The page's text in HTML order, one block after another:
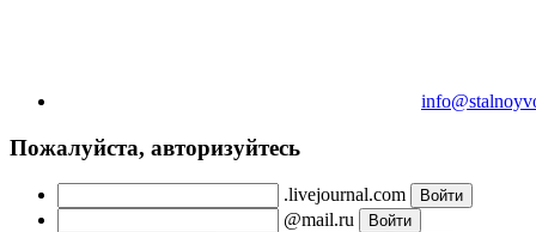
Пожалуйста, авторизуйтесь
.livejournal.com
@mail.ru